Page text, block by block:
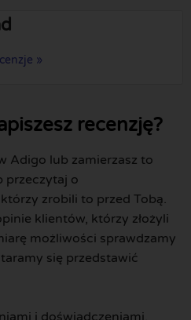
»
recenzję?
Adigo lub zamierzasz to
przeczytaj o
zrobili to przed Tobą.
klientów, którzy złożyli
możliwości sprawdzamy
się przedstawić